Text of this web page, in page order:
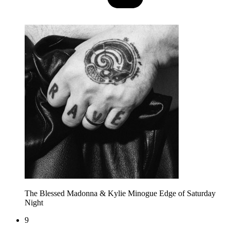
The Blessed Madonna & Kylie Minogue Edge of Saturday
Night
9